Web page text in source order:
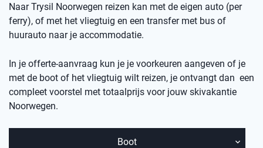
Naar Trysil Noorwegen reizen kan met de eigen auto (per
ferry), of met het vliegtuig en een transfer met bus of
huurauto naar je accommodatie.
In je offerte-aanvraag kun je je voorkeuren aangeven of je
met de boot of het vliegtuig wilt reizen, je ontvangt dan een
compleet voorstel met totaalprijs voor jouw skivakantie
Noorwegen.
Boot